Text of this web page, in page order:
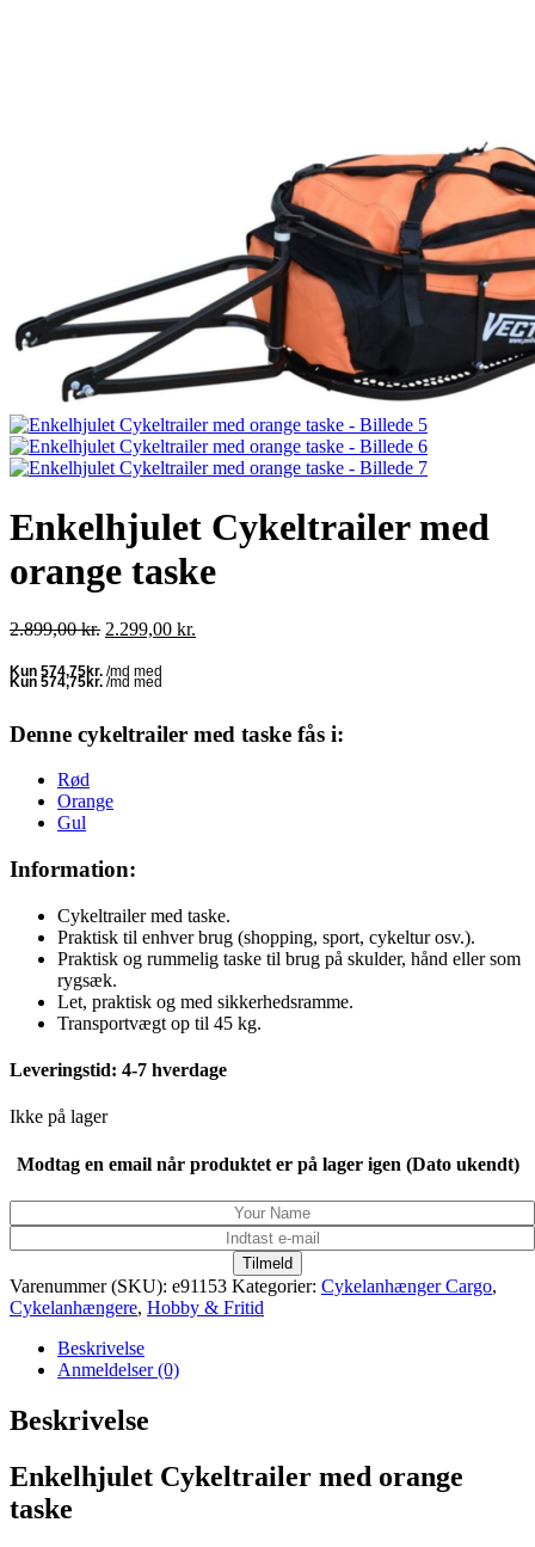
Enkelhjulet Cykeltrailer med
orange taske
2.899,00kr. Den
pris
var:
2.299,00 kr.
Denne cykeltrailer med taske fås i:
Rød
Orange
Gul
Information:
Cykeltrailer med taske.
Praktisk til enhver brug (shopping, sport, cykeltur osv.).
Praktisk og rummelig taske til brug på skulder, hånd eller som
rygsæk.
Let, praktisk og med sikkerhedsramme.
Transportvægt op til 45 kg.
Leveringstid: 4-7 hverdage
Ikke på lager
Modtag en email når produktet er på lager igen (Dato ukendt)
Tilmeld
Varenummer (SKU): e91153 Kategorier: Cykelanhænger Cargo,
Cykelanhængere, Hobby & Fritid
Beskrivelse
Anmeldelser (0)
Beskrivelse
Enkelhjulet Cykeltrailer med orange
taske